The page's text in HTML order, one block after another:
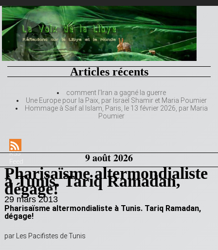
Articles récents
comment l’Iran a gagné la guerre
Une Europe pour la Paix, par Israël Shamir et Maria Poumier
Hommage à Saif al Islam, Paris, le 13 février 2026, par Maria
Poumier
RSS
Feed
9 août 2026
Pharisaïsme altermondialiste
à Tunis. Tariq Ramadan,
dégage!
29 mars 2013
Pharisaïsme altermondialiste à Tunis. Tariq Ramadan,
dégage!
par Les Pacifistes de Tunis